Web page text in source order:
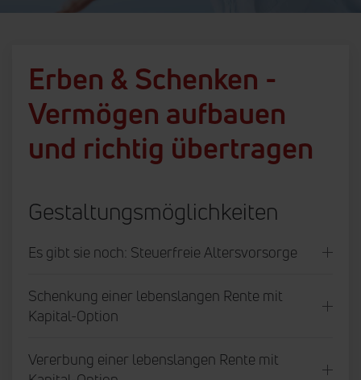
Erben & Schenken -
Vermögen aufbauen
und richtig übertragen
Gestaltungsmöglichkeiten
Es gibt sie noch: Steuerfreie Altersvorsorge
Schenkung einer lebenslangen Rente mit
Kapital-Option
Vererbung einer lebenslangen Rente mit